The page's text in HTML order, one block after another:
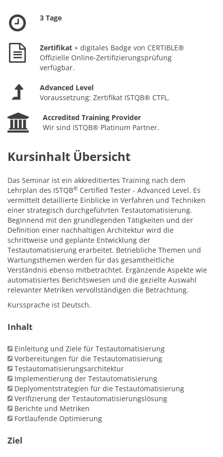
3 Tage
Zertifikat + digitales Badge von CERTIBLE®
Offizielle Online-Zertifizierungsprüfung
verfügbar.
Advanced Level
Voraussetzung: Zertifikat ISTQB® CTFL.
Accredited Training Provider
Wir sind ISTQB® Platinum Partner.
Kursinhalt Übersicht
Das Seminar ist ein akkreditiertes Training nach dem
Lehrplan des ISTQB® Certified Tester - Advanced Level. Es
vermittelt detaillierte Einblicke in Verfahren und Techniken
einer strategisch durchgeführten Testautomatisierung.
Beginnend mit den grundlegenden Tätigkeiten und der
Definition einer nachhaltigen Architektur wird die
schrittweise und geplante Entwicklung der
Testautomatisierung erarbeitet. Betriebliche Themen und
Wartungsthemen werden für das gesamtheitliche
Verständnis ebenso mitbetrachtet. Ergänzende Aspekte wie
automatisiertes Berichtswesen und die gezielte Auswahl
relevanter Metriken vervollständigen die Betrachtung.
Kurssprache ist Deutsch.
Inhalt
Einleitung und Ziele für Testautomatisierung
Vorbereitungen für die Testautomatisierung
Testautomatisierungsarchitektur
Implementierung der Testautomatisierung
Deplyomentstrategien für die Testautomatisierung
Verifizierung der Testautomatisierungslösung
Berichte und Metriken
Fortlaufende Optimierung
Ziel